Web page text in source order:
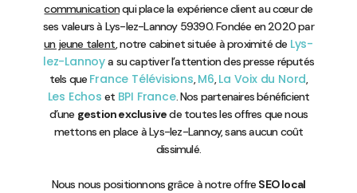
communicationqui place la expérience client au cœur de
ses valeurs à Lys-lez-Lannoy 59390. Fondée en 2020 par
un jeune talent, notre cabinet située à proximité de Lys-
lez-Lannoya su captiver l’attention des presse réputés
tels que France Télévisions,M6,La Voix du Nord,
Les Echos et BPI France. Nos partenaires bénéficient
d’une gestion exclusivede toutes les offres que nous
mettons en place à Lys-lez-Lannoy, sans aucun coût
dissimulé.
Nous nous positionnons grâce à notre offre SEO local